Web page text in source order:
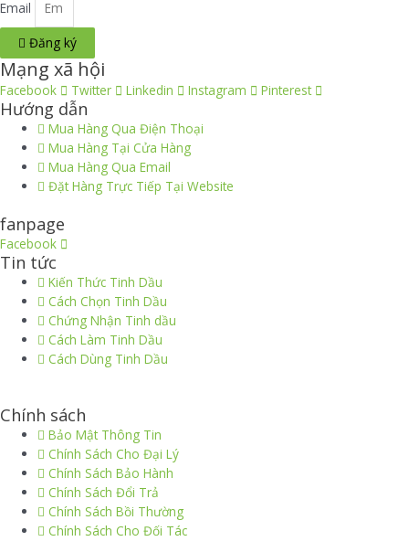
được
trên
trang
sản
phẩm
Email
Đăng ký
Mạng xã hội
Facebook Twitter Linkedin Instagram Pinterest
Hướng dẫn
Mua Hàng Qua Điện Thoại
Mua Hàng Tại Cửa Hàng
Mua Hàng Qua Email
Đặt Hàng Trực Tiếp Tại Website
fanpage
Facebook
Tin tức
Kiến Thức Tinh Dầu
Cách Chọn Tinh Dầu
Chứng Nhận Tinh dầu
Cách Làm Tinh Dầu
Cách Dùng Tinh Dầu
Chính sách
Bảo Mật Thông Tin
Chính Sách Cho Đại Lý
Chính Sách Bảo Hành
Chính Sách Đổi Trả
Chính Sách Bồi Thường
Chính Sách Cho Đối Tác